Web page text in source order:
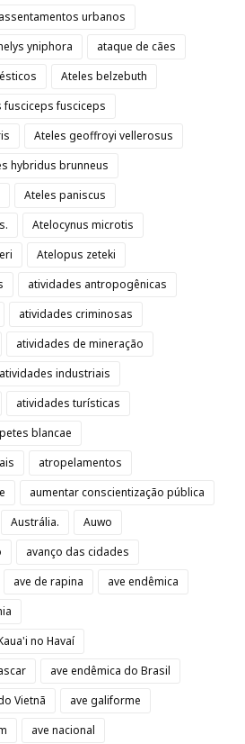
assentamentos urbanos
yniphora
ataque de cães
Ateles belzebuth
fusciceps fusciceps
Ateles geoffroyi vellerosus
hybridus brunneus
Ateles paniscus
Atelocynus microtis
Atelopus zeteki
atividades antropogênicas
atividades criminosas
atividades de mineração
atividades industriais
atividades turísticas
blancae
atropelamentos
aumentar conscientização pública
Austrália.
Auwo
avanço das cidades
ave de rapina
ave endêmica
no Havaí
ave endêmica do Brasil
Vietnã
ave galiforme
ave nacional